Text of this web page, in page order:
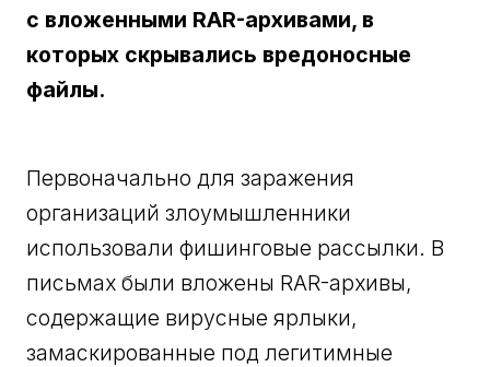
с вложенными RAR-архивами, в
которых скрывались вредоносные
файлы.
Первоначально для заражения
организаций злоумышленники
использовали фишинговые рассылки. В
письмах были вложены RAR-архивы,
содержащие вирусные ярлыки,
замаскированные под легитимные